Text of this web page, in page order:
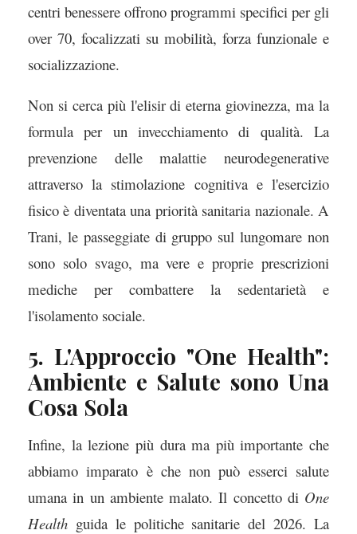
centri benessere offrono programmi specifici per gli
over 70, focalizzati su mobilità, forza funzionale e
socializzazione.
Non si cerca più l'elisir di eterna giovinezza, ma la
formula per un invecchiamento di qualità. La
prevenzione delle malattie neurodegenerative
attraverso la stimolazione cognitiva e l'esercizio
fisico è diventata una priorità sanitaria nazionale. A
Trani, le passeggiate di gruppo sul lungomare non
sono solo svago, ma vere e proprie prescrizioni
mediche per combattere la sedentarietà e
l'isolamento sociale.
5. L'Approccio "One Health":
Ambiente e Salute sono Una
Cosa Sola
Infine, la lezione più dura ma più importante che
abbiamo imparato è che non può esserci salute
umana in un ambiente malato. Il concetto di One
Health guida le politiche sanitarie del 2026. La